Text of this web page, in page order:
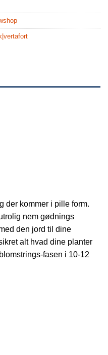
der kommer i pille form.
nem gødnings
den jord til dine
alt hvad dine planter
fasen i 10-12